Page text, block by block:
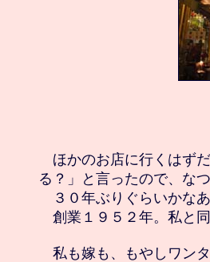
ほかのお店に行くはず
る？」と言ったので、な
３０年ぶりぐらいかなあ
創業１９５２年。私と
私も嫁も、もやしワンタ